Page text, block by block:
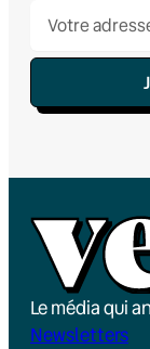
Le média qui
Newsletters